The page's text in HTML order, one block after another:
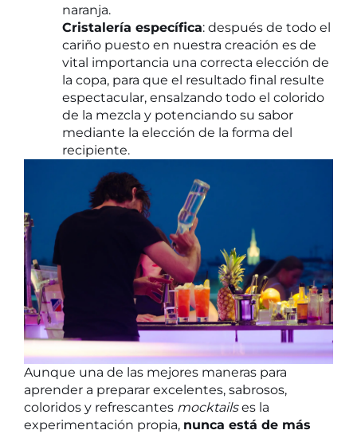
naranja.
Cristalería específica: después de todo el
cariño puesto en nuestra creación es de
vital importancia una correcta elección de
la copa, para que el resultado final resulte
espectacular, ensalzando todo el colorido
de la mezcla y potenciando su sabor
mediante la elección de la forma del
recipiente.
Aunque una de las mejores maneras para
aprender a preparar excelentes, sabrosos,
coloridos y refrescantes mocktailses la
experimentación propia, nunca está de más